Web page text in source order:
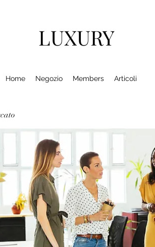
LUXURY
Home Negozio Members Articoli